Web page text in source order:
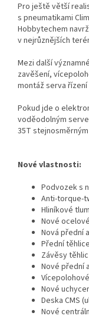
Pro ještě větší
s pneumatikami
Hobbytechem
v nejrůznějších
Mezi další
zavěšení,
montáž serva
Pokud jde o
voděodolným
35T
Nové vlastnosti:
Podvozek s
Anti-torque-
Hliníkové
Nové
Nová přední
Přední
Závěsy těhlic
Nové přední
Nové
Deska CMS
Nové